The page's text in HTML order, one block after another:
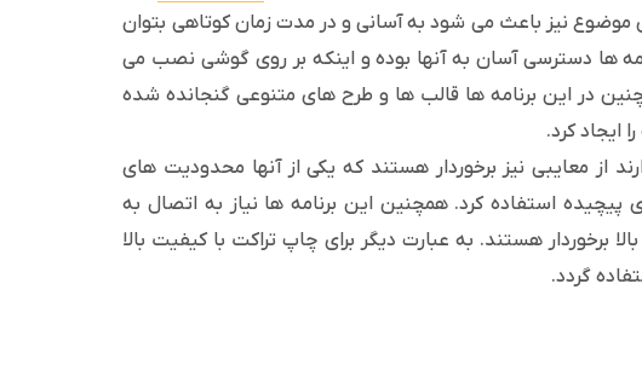
موضوع نیز باعث می شود به آسانی و در مدت زمان کوتاهی بتوان
ها دسترسی آسان به آنها بوده و اینکه بر روی گوشی نصب می
در این برنامه ها قالب ها و طرح های متنوعی گنجانده شده
ایجاد کرد.
از معایبی نیز برخوردار هستند که یکی از آنها محدودیت های
پیچیده استفاده کرد. همچنین این برنامه ها نیاز به اتصال به
برخوردار هستند. به عبارت دیگر برای چاپ تراکت با کیفیت بالا
گردد.